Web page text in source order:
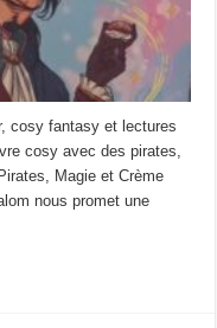
cosy fantasy et lectures
cosy avec des pirates,
Magie et Crème
nous promet une